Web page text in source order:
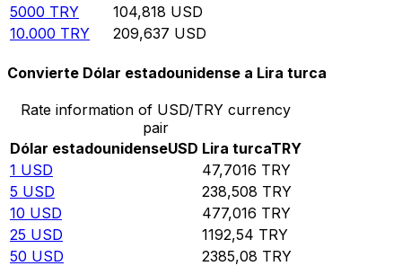
5000 TRY 104,818 USD
10.000 TRY 209,637 USD
Convierte Dólar estadounidense a Lira turca
Rate information of USD/TRY currency
pair
Dólar estadounidenseUSD Lira turcaTRY
1 USD 47,7016 TRY
5 USD 238,508 TRY
10 USD 477,016 TRY
25 USD 1192,54 TRY
50 USD 2385,08 TRY